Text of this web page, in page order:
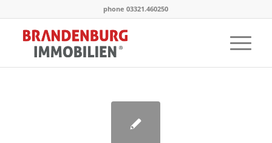
phone 03321.460250